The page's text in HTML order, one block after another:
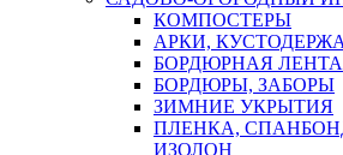
КОМПОСТЕРЫ
АРКИ,
БОРДЮРНАЯ ЛЕНТА
БОРДЮРЫ, ЗАБОРЫ
ЗИМНИЕ УКРЫТИЯ
ПЛЕНКА,
ИЗОЛОН